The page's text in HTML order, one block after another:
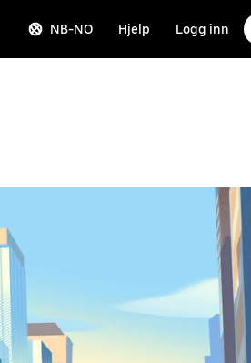
NB-NO Hjelp Logg inn